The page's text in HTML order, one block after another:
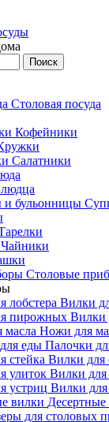
Поиск
Столовая посуда
Кофейники
Салатники
Чайники
Cтоловые
Вилки
Вилки
Ножи для
Палочки
Вилки для
Вилки для
Вилки для
Десертные